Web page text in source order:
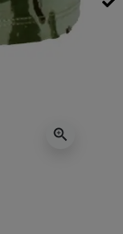
zoom_in